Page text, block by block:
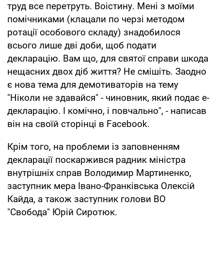
труд все перетруть. Воістину. Мені з моїми
помічниками (клацали по черзі методом
ротації особового складу) знадобилося
всього лише дві доби, щоб подати
декларацію. Вам що, для святої справи шкода
нещасних двох діб життя? Не смішіть. Заодно
є нова тема для демотиваторів на тему
"Ніколи не здавайся" - чиновник, який подає е-
декларацію. І комічно, і повчально", - написав
він на своїй сторінці в Facebook.
Крім того, на проблеми із заповненням
декларації поскаржився радник міністра
внутрішніх справ Володимир Мартиненко,
заступник мера Івано-Франківська Олексій
Кайда, а також заступник голови ВО
"Свобода" Юрій Сиротюк.